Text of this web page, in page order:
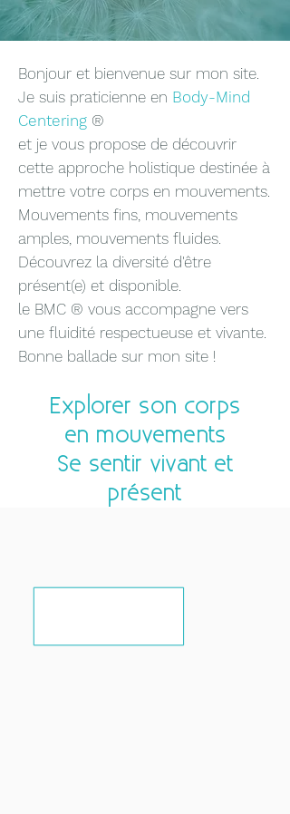
Bonjour et bienvenue sur mon site.
Je suis praticienne en Body-Mind
Centering ®
et je vous propose de découvrir
cette approche holistique destinée à
mettre votre corps en mouvements.
Mouvements fins, mouvements
amples, mouvements fluides.
Découvrez la diversité d'être
présent(e) et disponible.
le BMC ® vous accompagne vers
une fluidité respectueuse et vivante.
Bonne ballade sur mon site !
Explorer son corps
en mouvements
Se sentir vivant et
présent